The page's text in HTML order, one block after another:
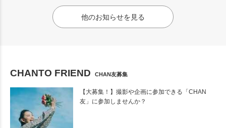
他のお知らせを見る
CHANTO FRIEND CHAN友募集
【大募集！】撮影や企画に参加できる「CHAN
友」に参加しませんか？